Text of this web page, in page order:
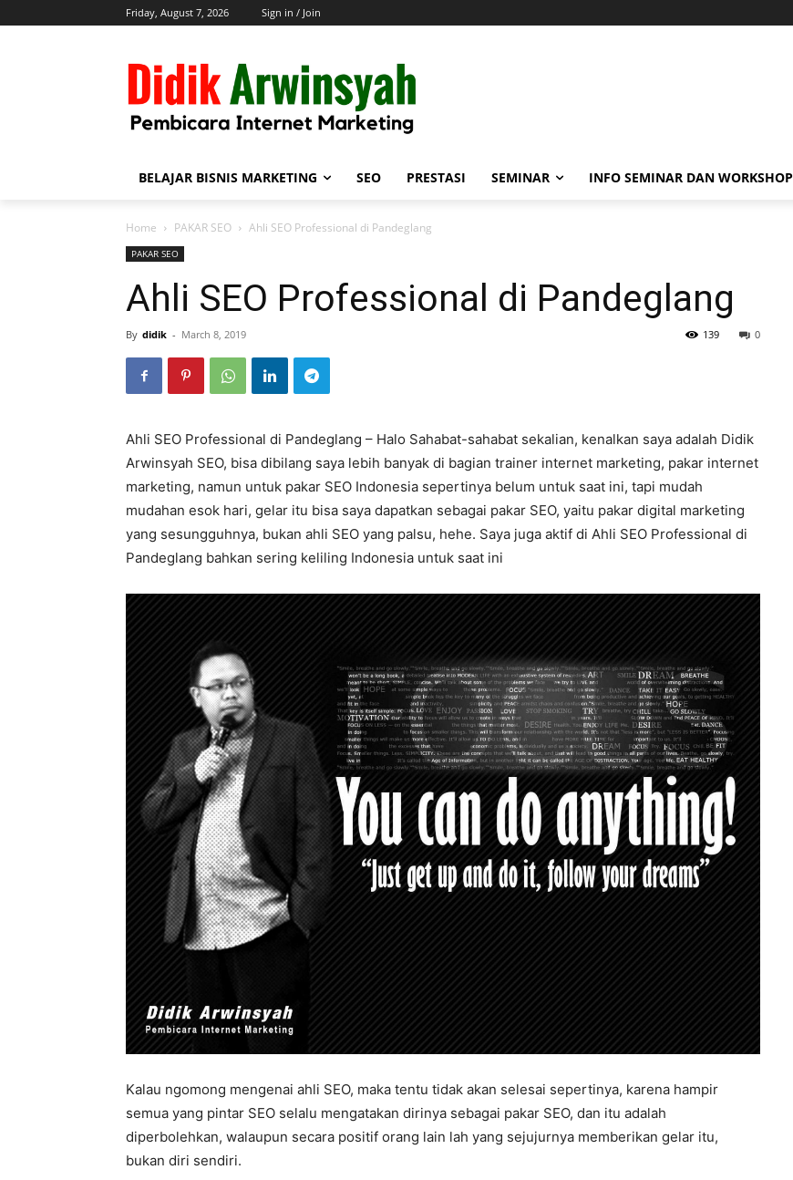
Friday, August 7, 2026 Sign in / Join
BELAJAR BISNIS MARKETING SEO PRESTASI SEMINAR INFO SEMINAR DAN WORKSHOP
Home PAKAR SEO Ahli SEO Professional di Pandeglang
PAKAR SEO
Ahli SEO Professional di Pandeglang
By didik - March 8, 2019 0
139
Ahli SEO Professional di Pandeglang – Halo Sahabat-sahabat sekalian, kenalkan saya adalah Didik
Arwinsyah SEO, bisa dibilang saya lebih banyak di bagian trainer internet marketing, pakar internet
marketing, namun untuk pakar SEO Indonesia sepertinya belum untuk saat ini, tapi mudah
mudahan esok hari, gelar itu bisa saya dapatkan sebagai pakar SEO, yaitu pakar digital marketing
yang sesungguhnya, bukan ahli SEO yang palsu, hehe. Saya juga aktif di Ahli SEO Professional di
Pandeglang bahkan sering keliling Indonesia untuk saat ini
Kalau ngomong mengenai ahli SEO, maka tentu tidak akan selesai sepertinya, karena hampir
semua yang pintar SEO selalu mengatakan dirinya sebagai pakar SEO, dan itu adalah
diperbolehkan, walaupun secara positif orang lain lah yang sejujurnya memberikan gelar itu,
bukan diri sendiri.